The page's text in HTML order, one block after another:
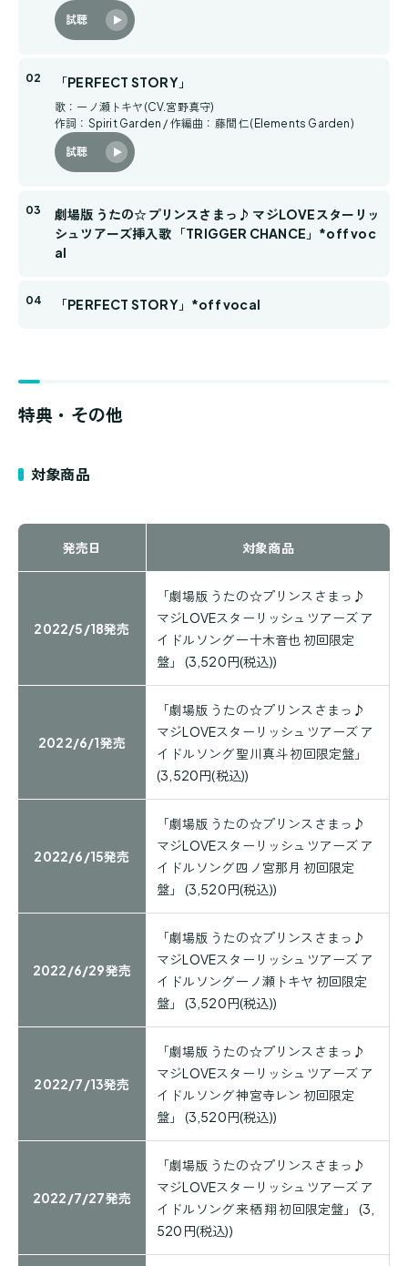
試聴
「PERFECT STORY」
歌：一ノ瀬トキヤ(CV.宮野真守)
作詞：Spirit Garden / 作編曲：藤間 仁(Elements Garden)
試聴
劇場版 うたの☆プリンスさまっ♪ マジLOVEスターリッ
シュツアーズ挿入歌 「TRIGGER CHANCE」*off voc
al
「PERFECT STORY」*off vocal
特典・その他
対象商品
発売日 対象商品
2022/5/18発売
「劇場版 うたの☆プリンスさまっ♪
マジLOVEスターリッシュツアーズ ア
イドルソング 一十木音也 初回限定
盤」 (3,520円(税込))
2022/6/1発売
「劇場版 うたの☆プリンスさまっ♪
マジLOVEスターリッシュツアーズ ア
イドルソング 聖川真斗 初回限定盤」
(3,520円(税込))
2022/6/15発売
「劇場版 うたの☆プリンスさまっ♪
マジLOVEスターリッシュツアーズ ア
イドルソング 四ノ宮那月 初回限定
盤」 (3,520円(税込))
2022/6/29発売
「劇場版 うたの☆プリンスさまっ♪
マジLOVEスターリッシュツアーズ ア
イドルソング 一ノ瀬トキヤ 初回限定
盤」 (3,520円(税込))
2022/7/13発売
「劇場版 うたの☆プリンスさまっ♪
マジLOVEスターリッシュツアーズ ア
イドルソング 神宮寺レン 初回限定
盤」 (3,520円(税込))
2022/7/27発売
「劇場版 うたの☆プリンスさまっ♪
マジLOVEスターリッシュツアーズ ア
イドルソング 来栖 翔 初回限定盤」 (3,
520円(税込))